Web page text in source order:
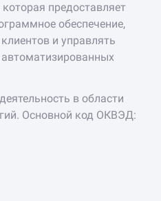
предоставляет
обеспечение,
и управлять
автоматизированных
в области
Основной код ОКВЭД: